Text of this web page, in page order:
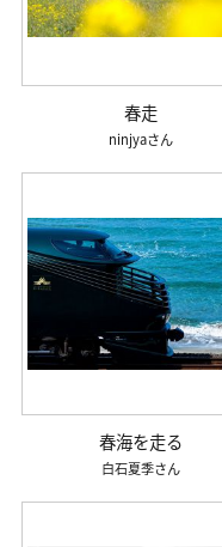
春走
ninjya
春海を走る
白石夏季